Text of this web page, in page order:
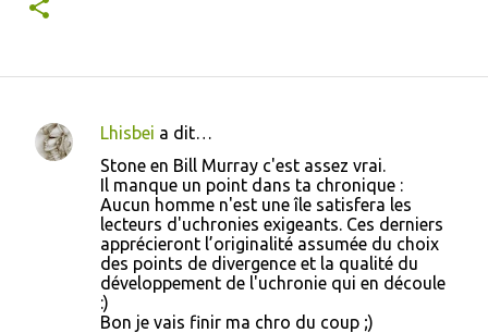
C
Lhisbei a dit…
Stone en Bill Murray c'est assez vrai.
Il manque un point dans ta chronique :
Aucun homme n'est une île satisfera les
lecteurs d'uchronies exigeants. Ces derniers
apprécieront l’originalité assumée du choix
des points de divergence et la qualité du
développement de l'uchronie qui en découle
:)
Bon je vais finir ma chro du coup ;)